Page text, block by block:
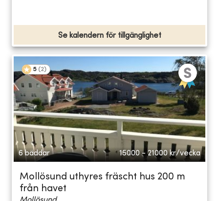
Se kalendern för tillgänglighet
5 (2)
6 bäddar 15000 - 21000 kr/vecka
Mollösund uthyres fräscht hus 200 m
från havet